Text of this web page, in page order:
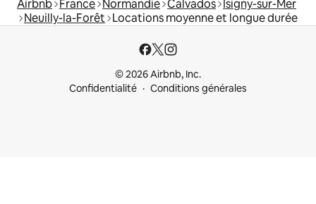
Airbnb France Normandie Calvados Isigny-sur-Mer
Neuilly-la-Forêt Locations moyenne et longue durée
© 2026 Airbnb, Inc.
Confidentialité
Conditions générales